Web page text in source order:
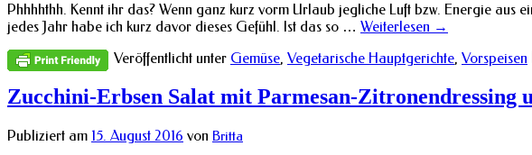
Phhhhthh. Kennt ihr das? Wenn ganz kurz vorm Urlaub jegliche Luft bzw. Energie aus
jedes Jahr habe ich kurz davor dieses Gefühl. Ist das so … Weiterlesen →
Veröffentlicht unter Gemüse, Vegetarische Hauptgerichte, Vorspeisen
Zucchini-Erbsen Salat mit Parmesan-Zitronendressing
Publiziert am 15. August 2016 von Britta